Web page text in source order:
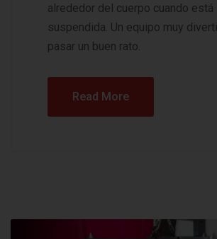
alrededor del cuerpo cuando está
suspendida. Un equipo muy
pasar un buen rato.
Read More